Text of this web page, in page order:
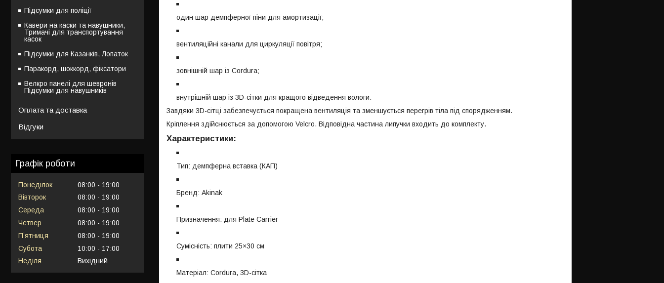
один шар демпферної піни для амортизації;
вентиляційні канали для циркуляції повітря;
зовнішній шар із Cordura;
внутрішній шар із 3D-сітки для кращого відведення вологи.
Завдяки 3D-сітці забезпечується покращена вентиляція та зменшується перегрів тіла під спорядженням.
Кріплення здійснюється за допомогою Velcro. Відповідна частина липучки входить до комплекту.
Характеристики:
Тип: демпферна вставка (КАП)
Бренд: Akinak
Призначення: для Plate Carrier
Сумісність: плити 25×30 см
Матеріал: Cordura, 3D-сітка
Підсумки для поліції
Кавери на каски та навушники,
Тримачі для транспортування
касок
Підсумки для Казанків, Лопаток
Паракорд, шоккорд, фіксатори
Велкро панелі для шевронів
Підсумки для навушників
Оплата та доставка
Відгуки
Графік роботи
Понеділок 08:00
19:00
Вівторок
08:00
19:00
Середа
08:00
19:00
Четвер
08:00
19:00
Пʼятниця
08:00
19:00
Субота
10:00
17:00
Неділя
Вихідний